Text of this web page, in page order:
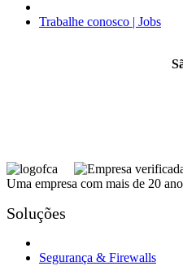
Trabalhe conosco | Jobs
Uma empresa com mais de 20
Soluções
Segurança & Firewalls